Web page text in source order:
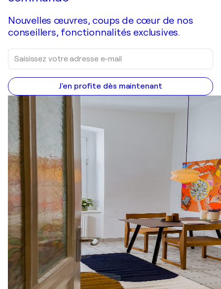
Nouvelles œuvres, coups de cœur de nos
conseillers, fonctionnalités exclusives.
J'en profite dès maintenant